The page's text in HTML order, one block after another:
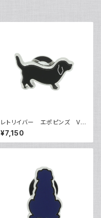
レトリイバー エポピンズ VQ
P-0502
¥7,150